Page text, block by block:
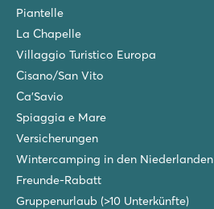
Piantelle
La Chapelle
Villaggio Turistico Europa
Cisano/San Vito
Ca'Savio
Spiaggia e Mare
Versicherungen
Wintercamping in den Niederlanden
Freunde-Rabatt
Gruppenurlaub (>10 Unterkünfte)